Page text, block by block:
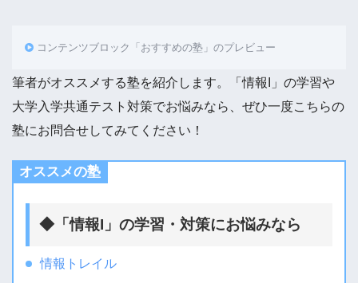
コンテンツブロック「おすすめの塾」のプレビュー
筆者がオススメする塾を紹介します。「情報I」の学習や
大学入学共通テスト対策でお悩みなら、ぜひ一度こちらの
塾にお問合せしてみてください！
オススメの塾
◆「情報I」の学習・対策にお悩みなら
情報トレイル